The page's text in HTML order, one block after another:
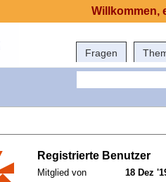
Fragen
Registrierte Benutzer
Mitglied von
18 Dez
Willkommen,